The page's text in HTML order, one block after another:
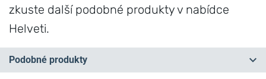
zkuste další podobné produkty v nabídce
Helveti.
Podobné produkty